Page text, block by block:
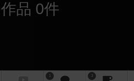
品 0件
1 3